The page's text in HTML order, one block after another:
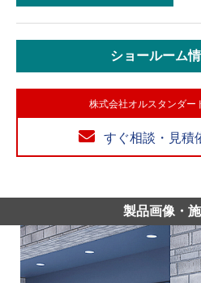
ショールーム
株式会社オルスタンダー
すぐ相談・見積
製品画像・